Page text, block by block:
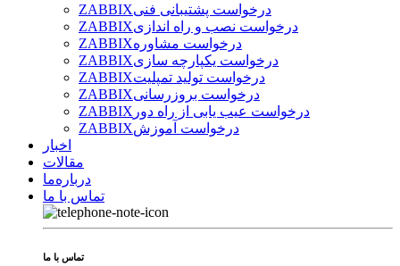
ZABBIXدرخواست پشتیبانی فنی
ZABBIXدرخواست نصب و راه اندازی
ZABBIXدرخواست مشاوره
ZABBIXدرخواست یکپارچه سازی
ZABBIXدرخواست تولید تمپلیت
ZABBIXدرخواست بروزرسانی
ZABBIX درخواست عیب یابی از راه دور
ZABBIXدرخواست آموزش
اخبار
مقالات
درباره‌ما
تماس با ما
تماس با ما